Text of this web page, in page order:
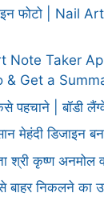
फोटो | Nail
Note Taker
& Get a
पहचाने | बॉडी
डिजाइन
श्री कृष्ण अनमोल
निकलने का